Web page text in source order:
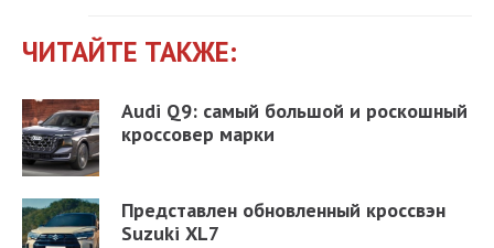
ЧИТАЙТЕ ТАКЖЕ:
Audi Q9: самый большой и роскошный
кроссовер марки
Представлен обновленный кроссвэн
Suzuki XL7